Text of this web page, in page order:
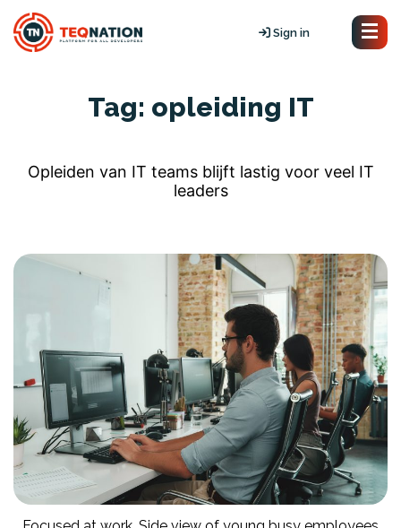
Sign in
Tag: opleiding IT
Opleiden van IT teams blijft lastig voor veel IT
leaders